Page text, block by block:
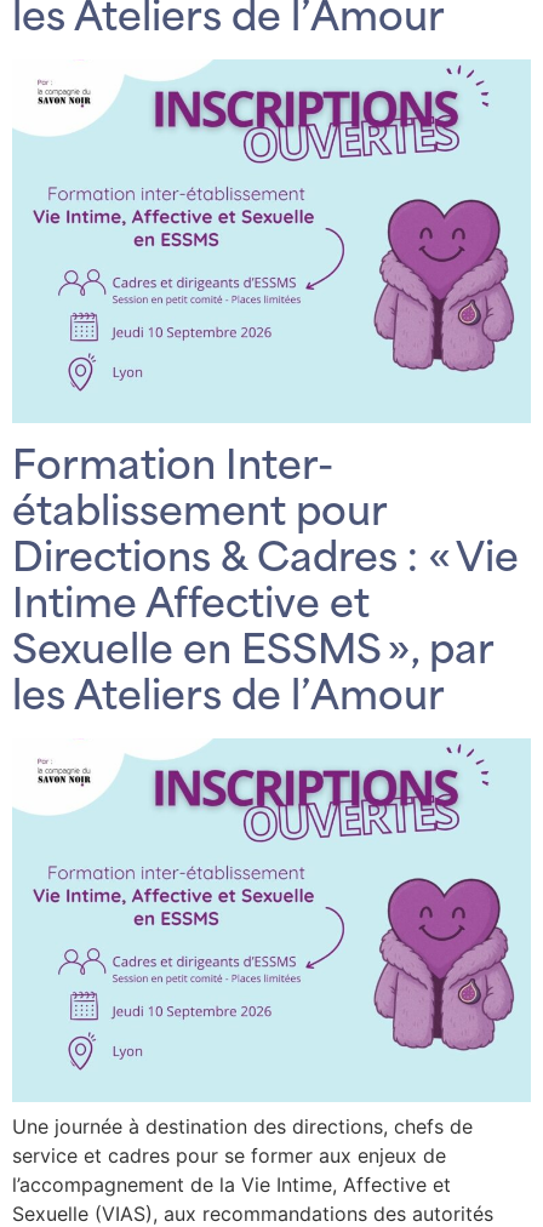
les Ateliers de l’Amour
Formation Inter-
établissement pour
Directions & Cadres : « Vie
Intime Affective et
Sexuelle en ESSMS », par
les Ateliers de l’Amour
Une journée à destination des directions, chefs de
service et cadres pour se former aux enjeux de
l’accompagnement de la Vie Intime, Affective et
Sexuelle (VIAS), aux recommandations des autorités